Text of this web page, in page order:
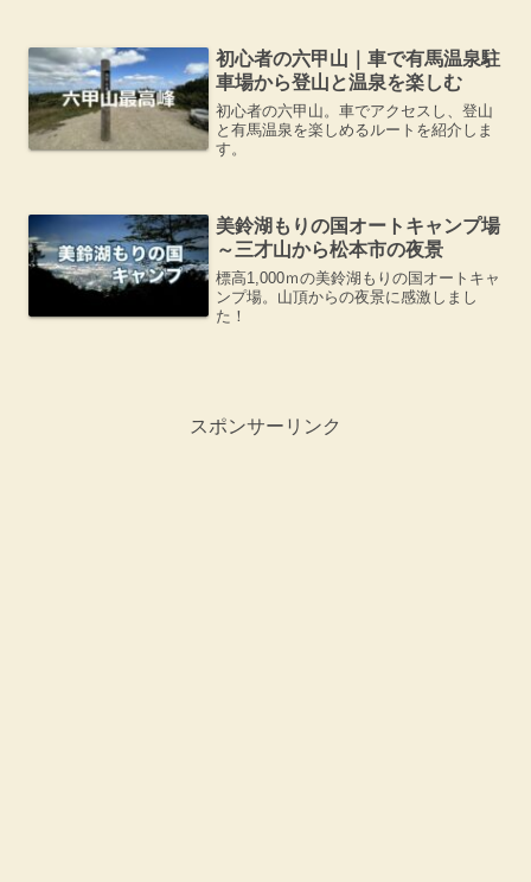
初心者の六甲山｜車で有馬温泉駐
車場から登山と温泉を楽しむ
初心者の六甲山。車でアクセスし、登山
と有馬温泉を楽しめるルートを紹介しま
す。
美鈴湖もりの国オートキャンプ場
～三才山から松本市の夜景
標高1,000ｍの美鈴湖もりの国オートキャ
ンプ場。山頂からの夜景に感激しまし
た！
スポンサーリンク